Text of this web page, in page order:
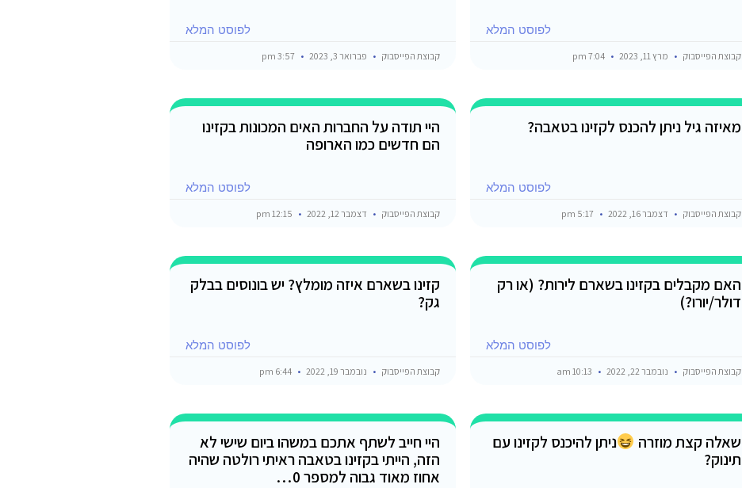
לפוסט המלא
קבוצת הפייסבוק מרץ 11, 2023 7:04 pm
לפוסט המלא
קבוצת הפייסבוק פברואר 3, 2023
מאיזה גיל ניתן להכנס לקזינו בטאבה?
לפוסט המלא
קבוצת הפייסבוק דצמבר 16, 2022 5:17 pm
היי תודה על החברות האים המכונות בקזינו
הם חדשים כמו הארופה
לפוסט המלא
קבוצת הפייסבוק דצמבר 12, 2022
האם מקבלים בקזינו בשארם לירות? (או רק
דולר/יורו?)
לפוסט המלא
קבוצת הפייסבוק נובמבר 22, 2022
קזינו בשארם איזה מומלץ? יש בונוסים בבלק
גק?
לפוסט המלא
קבוצת הפייסבוק נובמבר 19, 2022
שאלה קצת מוזרה
ניתן להיכנס לקזינו עם
תינוק?
היי חייב לשתף אתכם במשהו ביום שישי לא
הזה, הייתי בקזינו בטאבה ראיתי רולטה שהיה
אחוז מאוד גבוה למספר 0…